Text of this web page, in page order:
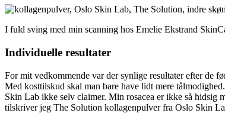
I fuld sving med min scanning hos Emelie Ekstrand
Individuelle resultater
For mit vedkommende var der synlige resultater efter de
Med kosttilskud skal man bare have lidt mere
Skin Lab ikke selv claimer. Min rosacea er ikke så hidsig
tilskriver jeg The Solution kollagenpulver fra Oslo Skin